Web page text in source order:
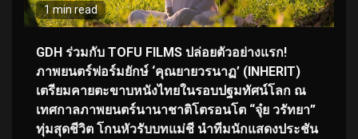
1 min read
GDH ร่วมกับ TOFU FILMS ปล่อยตัวอย่างแรก!
ภาพยนตร์ฟอร์มยักษ์ ‘คุณยายวรนาฏ’ (INHERIT)
เตรียมคายตะขาบหนังไทยในรอบปฐมทัศน์โลก ณ
เทศกาลภาพยนตร์นานาชาติโตรอนโต “จุ๋ย วรัทยา”
ทุ่มสุดชีวิต โกนหัวรับบทแม่ชี นำทีมนักแสดงประชัน